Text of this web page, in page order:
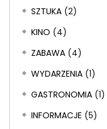
SZTUKA (2)
KINO (4)
ZABAWA (4)
WYDARZENIA (1)
GASTRONOMIA (1)
INFORMACJE (5)